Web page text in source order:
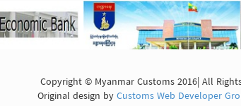
Copyright © Myanmar Customs 2016| All
Original design byCustoms Web Developer